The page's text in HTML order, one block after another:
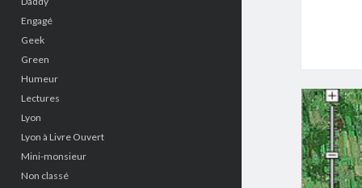
Engagé
Geek
Green
Humeur
Lectures
Lyon
Lyon à Livre Ouvert
Mini-monsieur
Non classé